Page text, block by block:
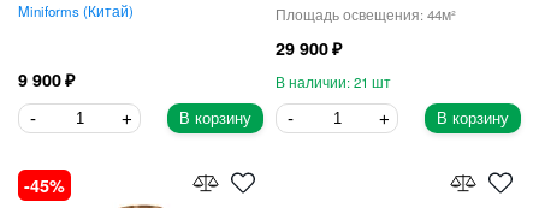
Miniforms Китай
9 900
В корзину
44
29 900
21
В корзину
45